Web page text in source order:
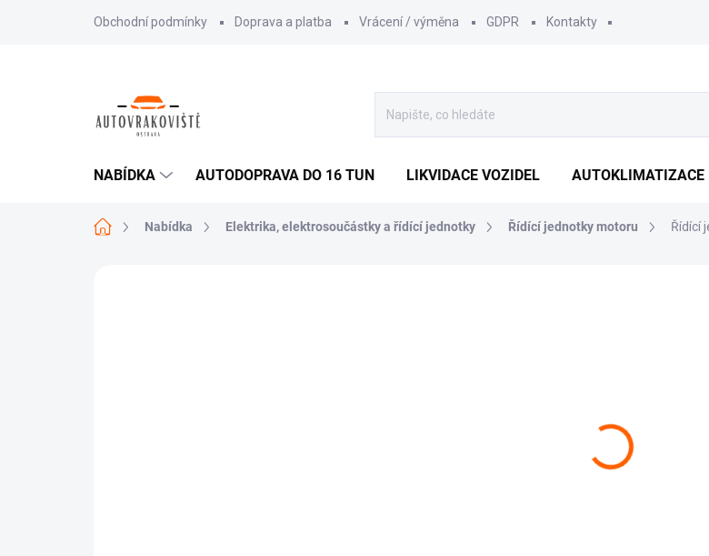
Obchodní podmínky Doprava a platba Vrácení / výměna GDPR Kontakty
NABÍDKA AUTODOPRAVA DO 16 TUN LIKVIDACE VOZIDEL AUTOKLIMATIZACE
Domů Nabídka Elektrika, elektrosoučástky a řídící jednotky Řídící jednotky motoru Řídící